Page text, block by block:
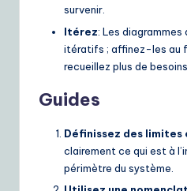
survenir.
Itérez: Les
itératifs ; affinez-les au
recueillez plus de besoins.
Guides
Définissez des limites
clairement ce qui est à
périmètre du système.